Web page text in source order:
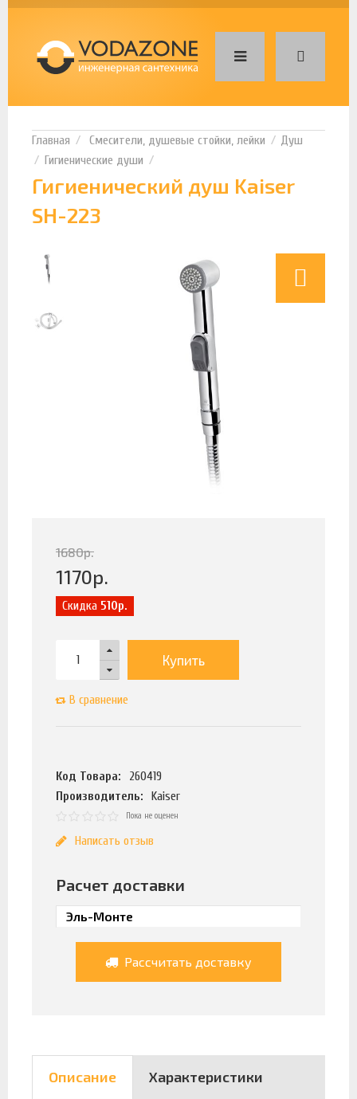
Смесители, душевые стойки, лейки
Душ
Гигиенические души
Гигиенический душ Kaiser
SH-223
1680р.
1170р.
Скидка 510р.
Купить
В сравнение
Код Товара:
260419
Производитель:
Kaiser
Пока не оценен
Написать отзыв
Расчет доставки
Рассчитать доставку
Описание Характеристики